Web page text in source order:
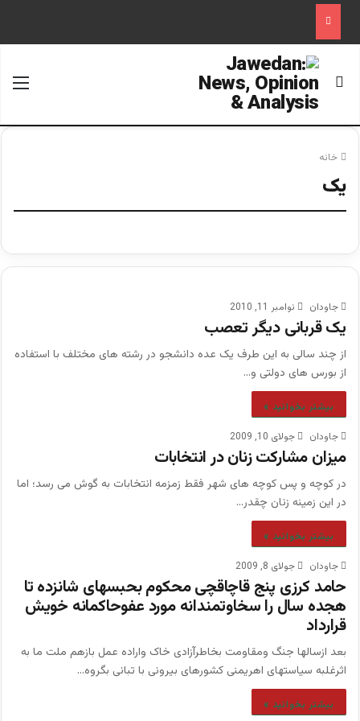
جستجو برای
خانه
یک
جاودان نوامبر 11, 2010
یک قربانی دیگر تعصب
از چند سالی به این طرف یک عده دانشجو در رشته های مختلف با استفاده
از بورس های دولتی و…
بیشتر بخوانید »
جاودان جولای 10, 2009
میزان مشارکت زنان در انتخابات
در کوچه و پس کوچه های شهر فقط زمزمه انتخابات به گوش می رسد؛ اما
در این زمینه زنان چقدر…
بیشتر بخوانید »
جاودان جولای 8, 2009
حامد کرزی پنج قاچاقچی محکوم بحبسهای شانزده تا
هجده سال را سخاوتمندانه مورد عفوحاکمانه خویش
قرارداد
بعد ازسالها جنگ ومقاومت بخاطرآزادی خاک واراده عمل بازهم ملت ما به
اثرغلبه سیاستهای اهریمنی کشورهای بیرونی با تبانی بگروه…
بیشتر بخوانید »